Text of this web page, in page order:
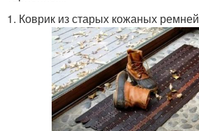
1. Коврик из старых кожаных ремней